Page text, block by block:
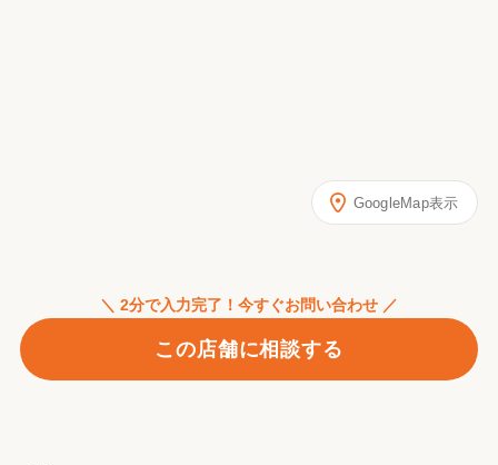
GoogleMap表示
＼ 2分で入力完了！今すぐお問い合わせ ／
この店舗に相談する